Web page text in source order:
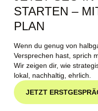
STARTEN –
PLAN
Wenn du genug von
Versprechen hast, sprich
Wir zeigen dir, wie
lokal, nachhaltig, ehrlich.
JETZT